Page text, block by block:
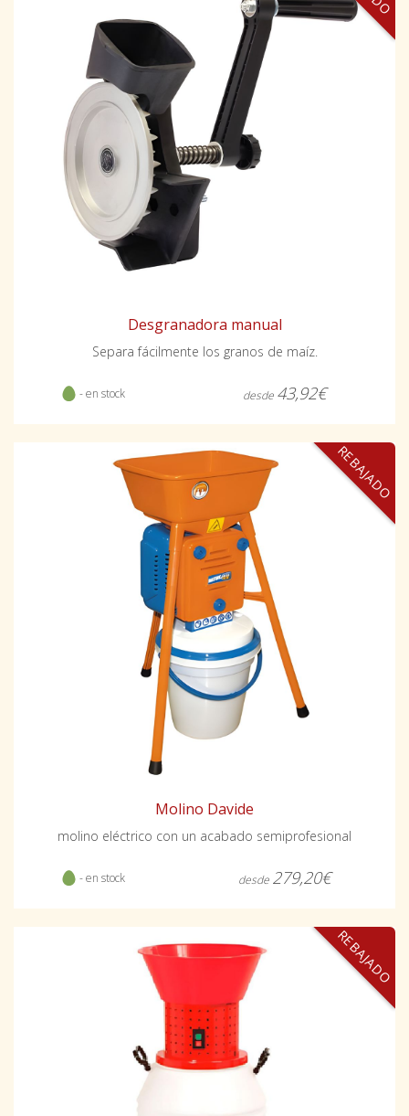
Desgranadora manual
Separa fácilmente los granos de maíz.
- en stock desde 43,92€
REBAJADO
Molino Davide
molino eléctrico con un acabado semiprofesional
- en stock desde 279,20€
REBAJADO